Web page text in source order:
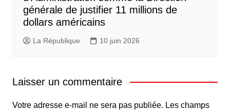
générale de justifier 11 millions de
dollars américains
La République 10 juin 2026
Laisser un commentaire
Votre adresse e-mail ne sera pas publiée. Les champs